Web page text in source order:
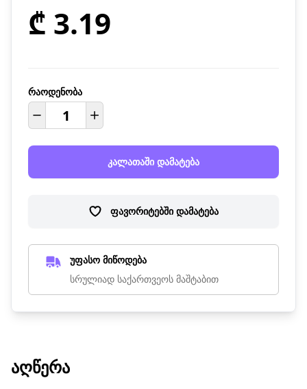
₾ 3.19
რაოდენობა
კალათაში დამატება
ფავორიტებში დამატება
უფასო მიწოდება
სრულიად საქართვეოს მაშტაბით
ᲐᲦᲬᲔᲠᲐ